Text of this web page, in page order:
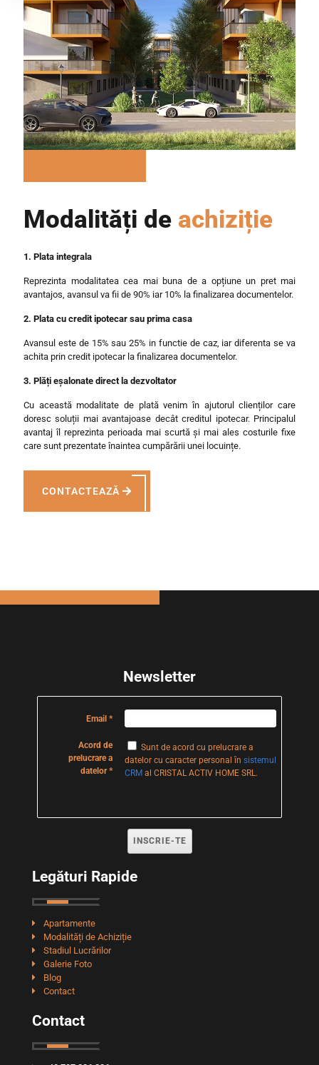
Modalități de achiziție
1. Plata integrala
Reprezinta modalitatea cea mai buna de a opțiune un pret mai
avantajos, avansul va fii de 90% iar 10% la finalizarea documentelor.
2. Plata cu credit ipotecar sau prima casa
Avansul este de 15% sau 25% in functie de caz, iar diferenta se va
achita prin credit ipotecar la finalizarea documentelor.
3. Plăți eșalonate direct la dezvoltator
Cu această modalitate de plată venim în ajutorul clienților care
doresc soluții mai avantajoase decât creditul ipotecar. Principalul
avantaj îl reprezinta perioada mai scurtă și mai ales costurile fixe
care sunt prezentate înaintea cumpărării unei locuințe.
CONTACTEAZĂ
Newsletter
Email
Acord de
prelucrare a
datelor
Sunt de acord cu prelucrare a
datelor cu caracter personal în sistemul
CRM al CRISTAL ACTIV HOME SRL.
Legături Rapide
Apartamente
Modalități de Achiziție
Stadiul Lucrărilor
Galerie Foto
Blog
Contact
Contact